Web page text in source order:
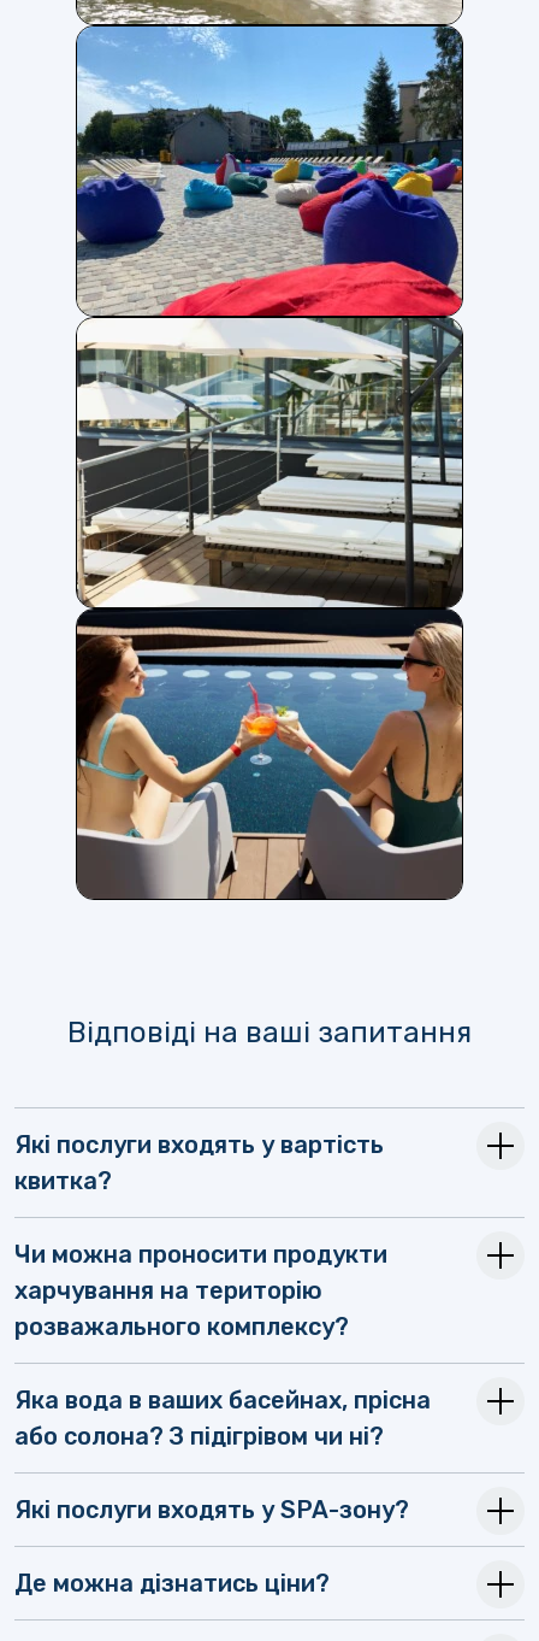
Відповіді на ваші запитання
Які послуги входять у вартість
квитка?
Чи можна проносити продукти
харчування на територію
розважального комплексу?
Яка вода в ваших басейнах, прісна
або солона? З підігрівом чи ні?
Які послуги входять у SPA-зону?
Де можна дізнатись ціни?